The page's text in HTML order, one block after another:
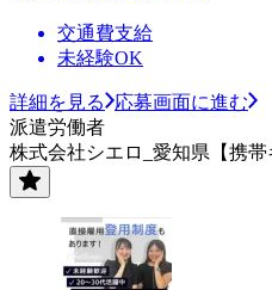
交通費支給
未経験OK
詳細を見る
応募画面に進む
派遣労働者
株式会社シエロ_愛知県【携